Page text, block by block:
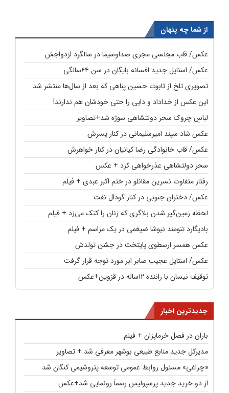
از شما چه پنهان
عکس/ قاب مجلسی مجری صداوسیما در سالگرد ازدواجش
عکس/ استایل جدید افسانه بایگان در سن ۶۴سالگی
تصویری تلخ از تابوت حسین پناهی که بعد از سال‌ها منتشر شد
این عکس از خداداد و دایی را حتی خودشان هم ندارند!
لباسِ چروک سحر دولتشاهی سوژه شد+تصاویر
عکس شاد سپند امیرسلیمانی در کنار پسرش
عکس/ قاب خانوادگی رضا کیانیان در کنار خواهرش
سحر دولتشاهی عذرخواهی کرد + عکس
رفتار متفاوت نسرین مقانلو در ختم اکبر عبدی + فیلم
عکس/ دختران جنوبی در کنار گودال نفت
لحظه زمین‌گیر شدن بلاگری که زنان را کتک می‌زد + فیلم
بادیگارد تنومند نیوشا ضیغمی در یک مراسم + فیلم
عکس همسر ارسطوی پایتخت در جشن تولدش
عکس/ استایل عجیب صابر ابر مورد توجه قرار گرفت
توقیف نیسان با راننده ۱۲ساله در قزوین+عکس
جدیدترین اخبار
باران در فصل خرماپزان + فیلم
مدیرکل جدید منابع طبیعی بوشهر معرفی شد + تصاویر
«چراغی» مسئول روابط عمومی توسعه پتروشیمی کنگان شد
از دو خرید جدید پرسپولیس رسماً رونمایی شد+عکس